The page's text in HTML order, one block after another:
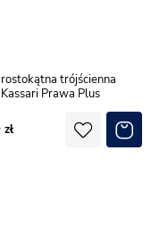
Prawa Plus